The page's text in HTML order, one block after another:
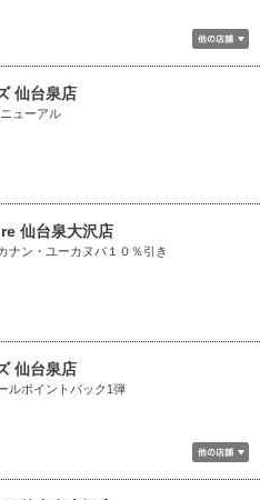
仙台泉店
ューアル
仙台泉大沢店
ナン・ユーカヌバ１０％引き
仙台泉店
ルポイントバック1弾